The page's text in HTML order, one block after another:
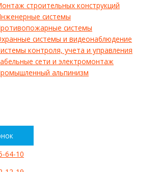
строительных конструкций
системы
системы
системы и видеонаблюдение
контроля, учета и управления
сети и электромонтаж
альпинизм
64-10